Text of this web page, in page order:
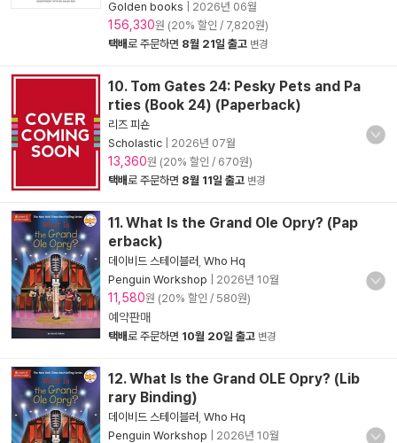
Golden books 2026년 06월
156,330원 (20% 할인 / 7,820원)
택배로 주문하면 8월 21일 출고 변경
10. Tom Gates 24: Pesky Pets and Pa
rties (Book 24) (Paperback)
리즈 피숀
Scholastic
2026년 07월
13,360원 (20% 할인 / 670원)
택배로 주문하면 8월 11일 출고 변경
11. What Is the Grand Ole Opry? (Pap
erback)
데이비드 스테이블러 Who Hq
Penguin Workshop
2026년 10월
11,580원 (20% 할인 / 580원)
예약판매
택배로 주문하면 10월 20일 출고 변경
12. What Is the Grand OLE Opry? (Lib
rary Binding)
데이비드 스테이블러 Who Hq
Penguin Workshop
2026년 10월